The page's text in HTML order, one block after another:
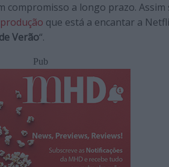
compromisso a longo prazo. Assim
que está a encantar a
Verão“.
Pub